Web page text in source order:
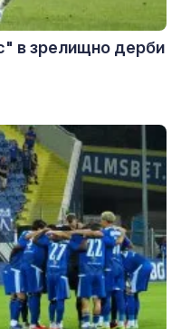
в зрелищно дерби